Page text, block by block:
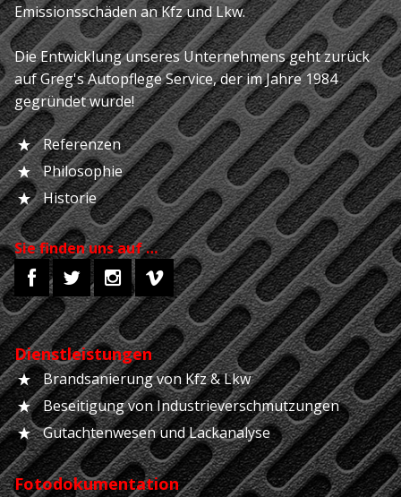
Emissionsschäden an Kfz und Lkw.
Die Entwicklung unseres Unternehmens geht zurück
auf Greg's Autopflege Service, der im Jahre 1984
gegründet wurde!
Referenzen
Philosophie
Historie
Sie finden uns auf …
Dienstleistungen
Brandsanierung von Kfz & Lkw
Beseitigung von Industrieverschmutzungen
Gutachtenwesen und Lackanalyse
Fotodokumentation